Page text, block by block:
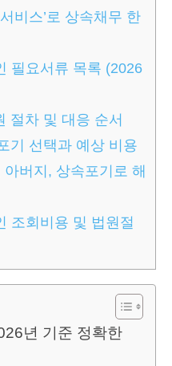
비스’로 상속채무 한
필요서류 목록 (2026
절차 및 대응 순서
기 선택과 예상 비용
버지, 상속포기로 해
조회비용 및 법원절
년 기준 정확한